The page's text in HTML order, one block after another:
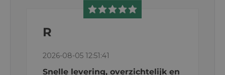
R
2026-08-05 12:51:41
Snelle levering, overzichtelijk en